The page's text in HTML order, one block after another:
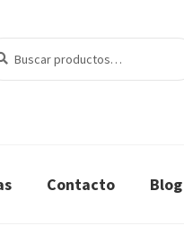
Contacto Blog